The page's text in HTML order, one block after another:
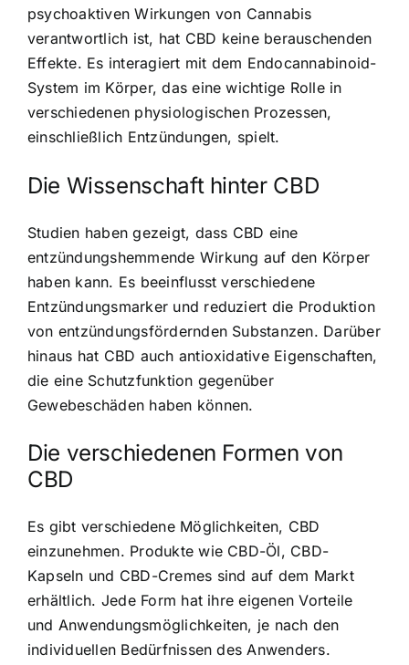
psychoaktiven Wirkungen von Cannabis
verantwortlich ist, hat CBD keine berauschenden
Effekte. Es interagiert mit dem Endocannabinoid-
System im Körper, das eine wichtige Rolle in
verschiedenen physiologischen Prozessen,
einschließlich Entzündungen, spielt.
Die Wissenschaft hinter CBD
Studien haben gezeigt, dass CBD eine
entzündungshemmende Wirkung auf den Körper
haben kann. Es beeinflusst verschiedene
Entzündungsmarker und reduziert die Produktion
von entzündungsfördernden Substanzen. Darüber
hinaus hat CBD auch antioxidative Eigenschaften,
die eine Schutzfunktion gegenüber
Gewebeschäden haben können.
Die verschiedenen Formen von
CBD
Es gibt verschiedene Möglichkeiten, CBD
einzunehmen. Produkte wie CBD-Öl, CBD-
Kapseln und CBD-Cremes sind auf dem Markt
erhältlich. Jede Form hat ihre eigenen Vorteile
und Anwendungsmöglichkeiten, je nach den
individuellen Bedürfnissen des Anwenders.